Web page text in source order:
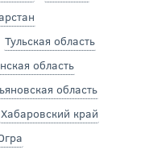
Тульская область
область
область
Хабаровский край